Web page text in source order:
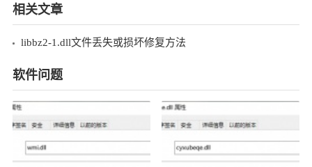
相关文章
libbz2-1.dll文件丢失或损坏修复方法
软件问题